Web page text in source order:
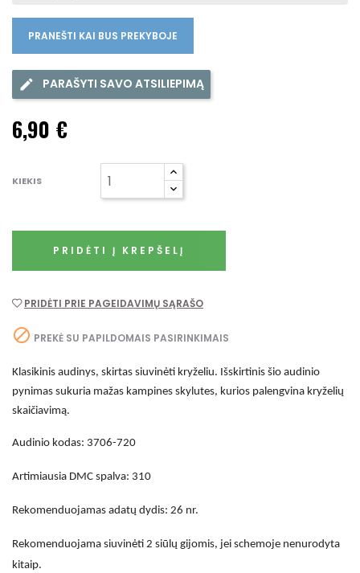
PRANEŠTI KAI BUS PREKYBOJE
PARAŠYTI SAVO ATSILIEPIMĄ
6,90 €
KIEKIS
PRIDĖTI Į KREPŠELĮ
PRIDĖTI PRIE PAGEIDAVIMŲ SĄRAŠO
 PREKĖ SU PAPILDOMAIS PASIRINKIMAIS
Klasikinis audinys, skirtas siuvinėti kryželiu. Išskirtinis šio audinio
pynimas sukuria mažas kampines skylutes, kurios palengvina kryželių
skaičiavimą.
Audinio kodas: 3706-720
Artimiausia DMC spalva: 310
Rekomenduojamas adatų dydis: 26 nr.
Rekomenduojama siuvinėti 2 siūlų gijomis, jei schemoje nenurodyta
kitaip.